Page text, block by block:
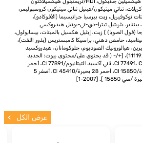
ثنائي ميثيكون/فينيل ثنائي ميثيكون كروسبوليمر،
توكوفيريل، زيت بيرسيا جراتيسيما (الأفوكادو)،
يثريتيل تيترا-دي-تي-بوتيل هيدروكسي
(فول الصويا) ) زيت، إيثيل هكسيل بالميتات، بيسابولول،
حامض دهني، براسيكا كامبستريس (بذور اللفت)،
هيالورونيك الصوديوم، جلوكومانان، هيدروكسيد
الألومنيوم (في 1111920، 1111921)، [+/- ( قد يحتوي على/محتوى بيوت: الحديد
أكاسيد/CI 77491، CI 77492، CI 77499، ثاني أكسيد التيتانيوم/CI 77891، أحمر
30/CI 73360، أحمر 7 بحيرة/CI 15850، أحمر 28 بحيرة/CI 45410، أصفر 5
عرض الكل